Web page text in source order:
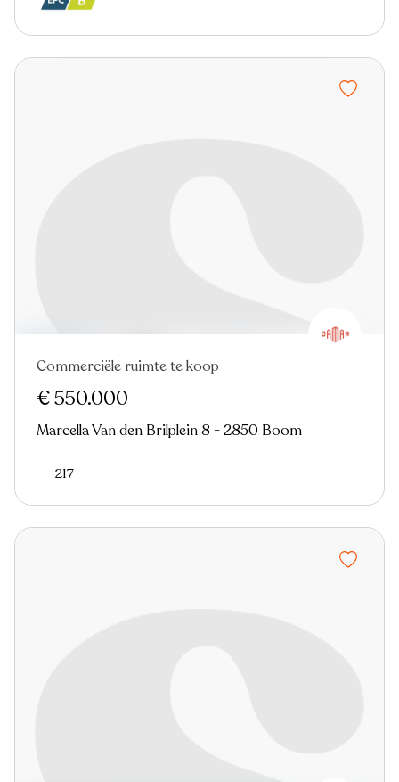
Commerciële ruimte te koop
€ 550.000
Marcella Van den Brilplein 8 - 2850 Boom
217